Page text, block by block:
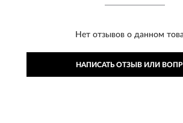
Нет отзывов о данном
НАПИСАТЬ ОТЗЫВ ИЛИ